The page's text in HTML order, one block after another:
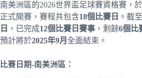
南美洲區的2026世界盃足球賽資格賽，於
正式開賽，賽程共包含18個比賽日 。截至
日 ，已完成12個比賽日賽事 ，剩餘6個比
預計將於2025年9月 全面結束。
比賽日期-南美洲區：